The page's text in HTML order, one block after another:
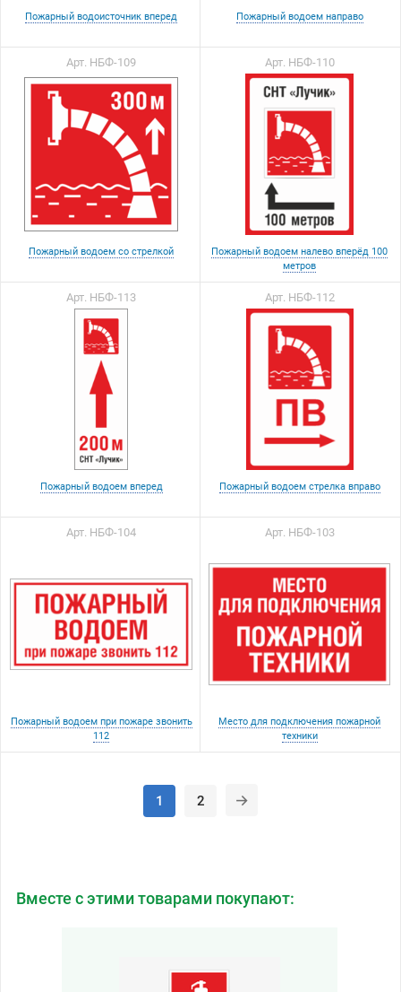
Пожарный водоисточник вперед Пожарный водоем направо
Арт. НБФ-109
Пожарный водоем со стрелкой
Арт. НБФ-110
Пожарный водоем налево вперёд 100
метров
Арт. НБФ-113
Пожарный водоем вперед
Арт. НБФ-112
Пожарный водоем стрелка вправо
Арт. НБФ-104
Пожарный водоем при пожаре звонить
112
Арт. НБФ-103
Место для подключения пожарной
техники
1 2
Вместе с этими товарами покупают: